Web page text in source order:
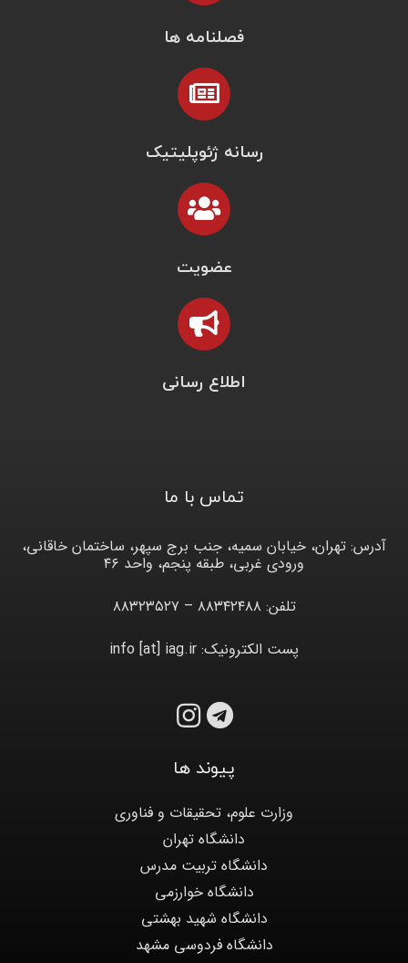
فصلنامه ها
رسانه ژئوپلیتیک
عضویت
اطلاع رسانی
تماس با ما
آدرس: تهران، خیابان سمیه، جنب برج سپهر، ساختمان خاقانی،
ورودی غربی، طبقه پنجم، واحد ۴۶
تلفن: ۸۸۳۴۲۴۸۸ – ۸۸۳۲۳۵۲۷
پست الکترونیک: info [at] iag.ir
پیوند ها
وزارت علوم، تحقیقات و فناوری
دانشگاه تهران
دانشگاه تربیت مدرس
دانشگاه خوارزمی
دانشگاه شهید بهشتی
دانشگاه فردوسی مشهد